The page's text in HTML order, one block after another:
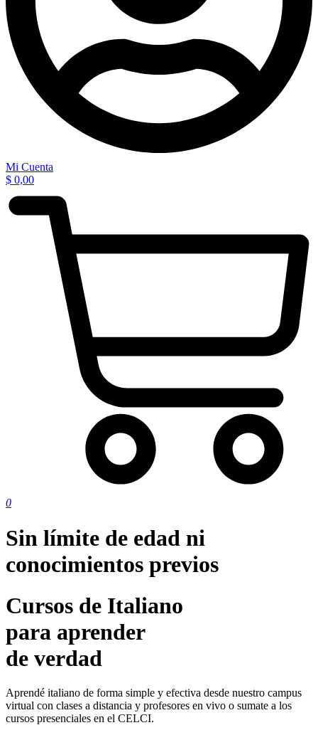
Mi Cuenta
$ 0,00
0
Sin límite de edad ni
conocimientos previos
Cursos de Italiano
para aprender
de verdad
Aprendé italiano de forma simple y efectiva desde nuestro campus
virtual con clases a distancia y profesores en vivo o sumate a los
cursos presenciales en el CELCI.